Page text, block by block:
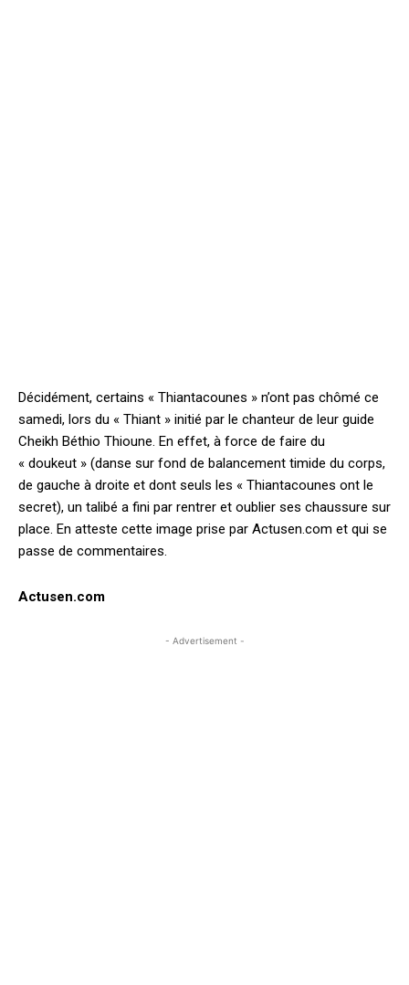
Décidément, certains « Thiantacounes » n’ont pas chômé ce
samedi, lors du « Thiant » initié par le chanteur de leur guide
Cheikh Béthio Thioune. En effet, à force de faire du
« doukeut » (danse sur fond de balancement timide du corps,
de gauche à droite et dont seuls les « Thiantacounes ont le
secret), un talibé a fini par rentrer et oublier ses chaussure sur
place. En atteste cette image prise par Actusen.com et qui se
passe de commentaires.
Actusen.com
- Advertisement -